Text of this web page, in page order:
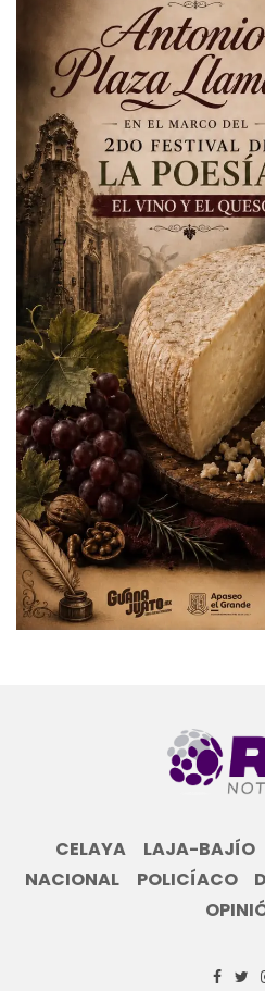
CELAYA LAJA-BAJÍO
NACIONAL
POLICÍACO